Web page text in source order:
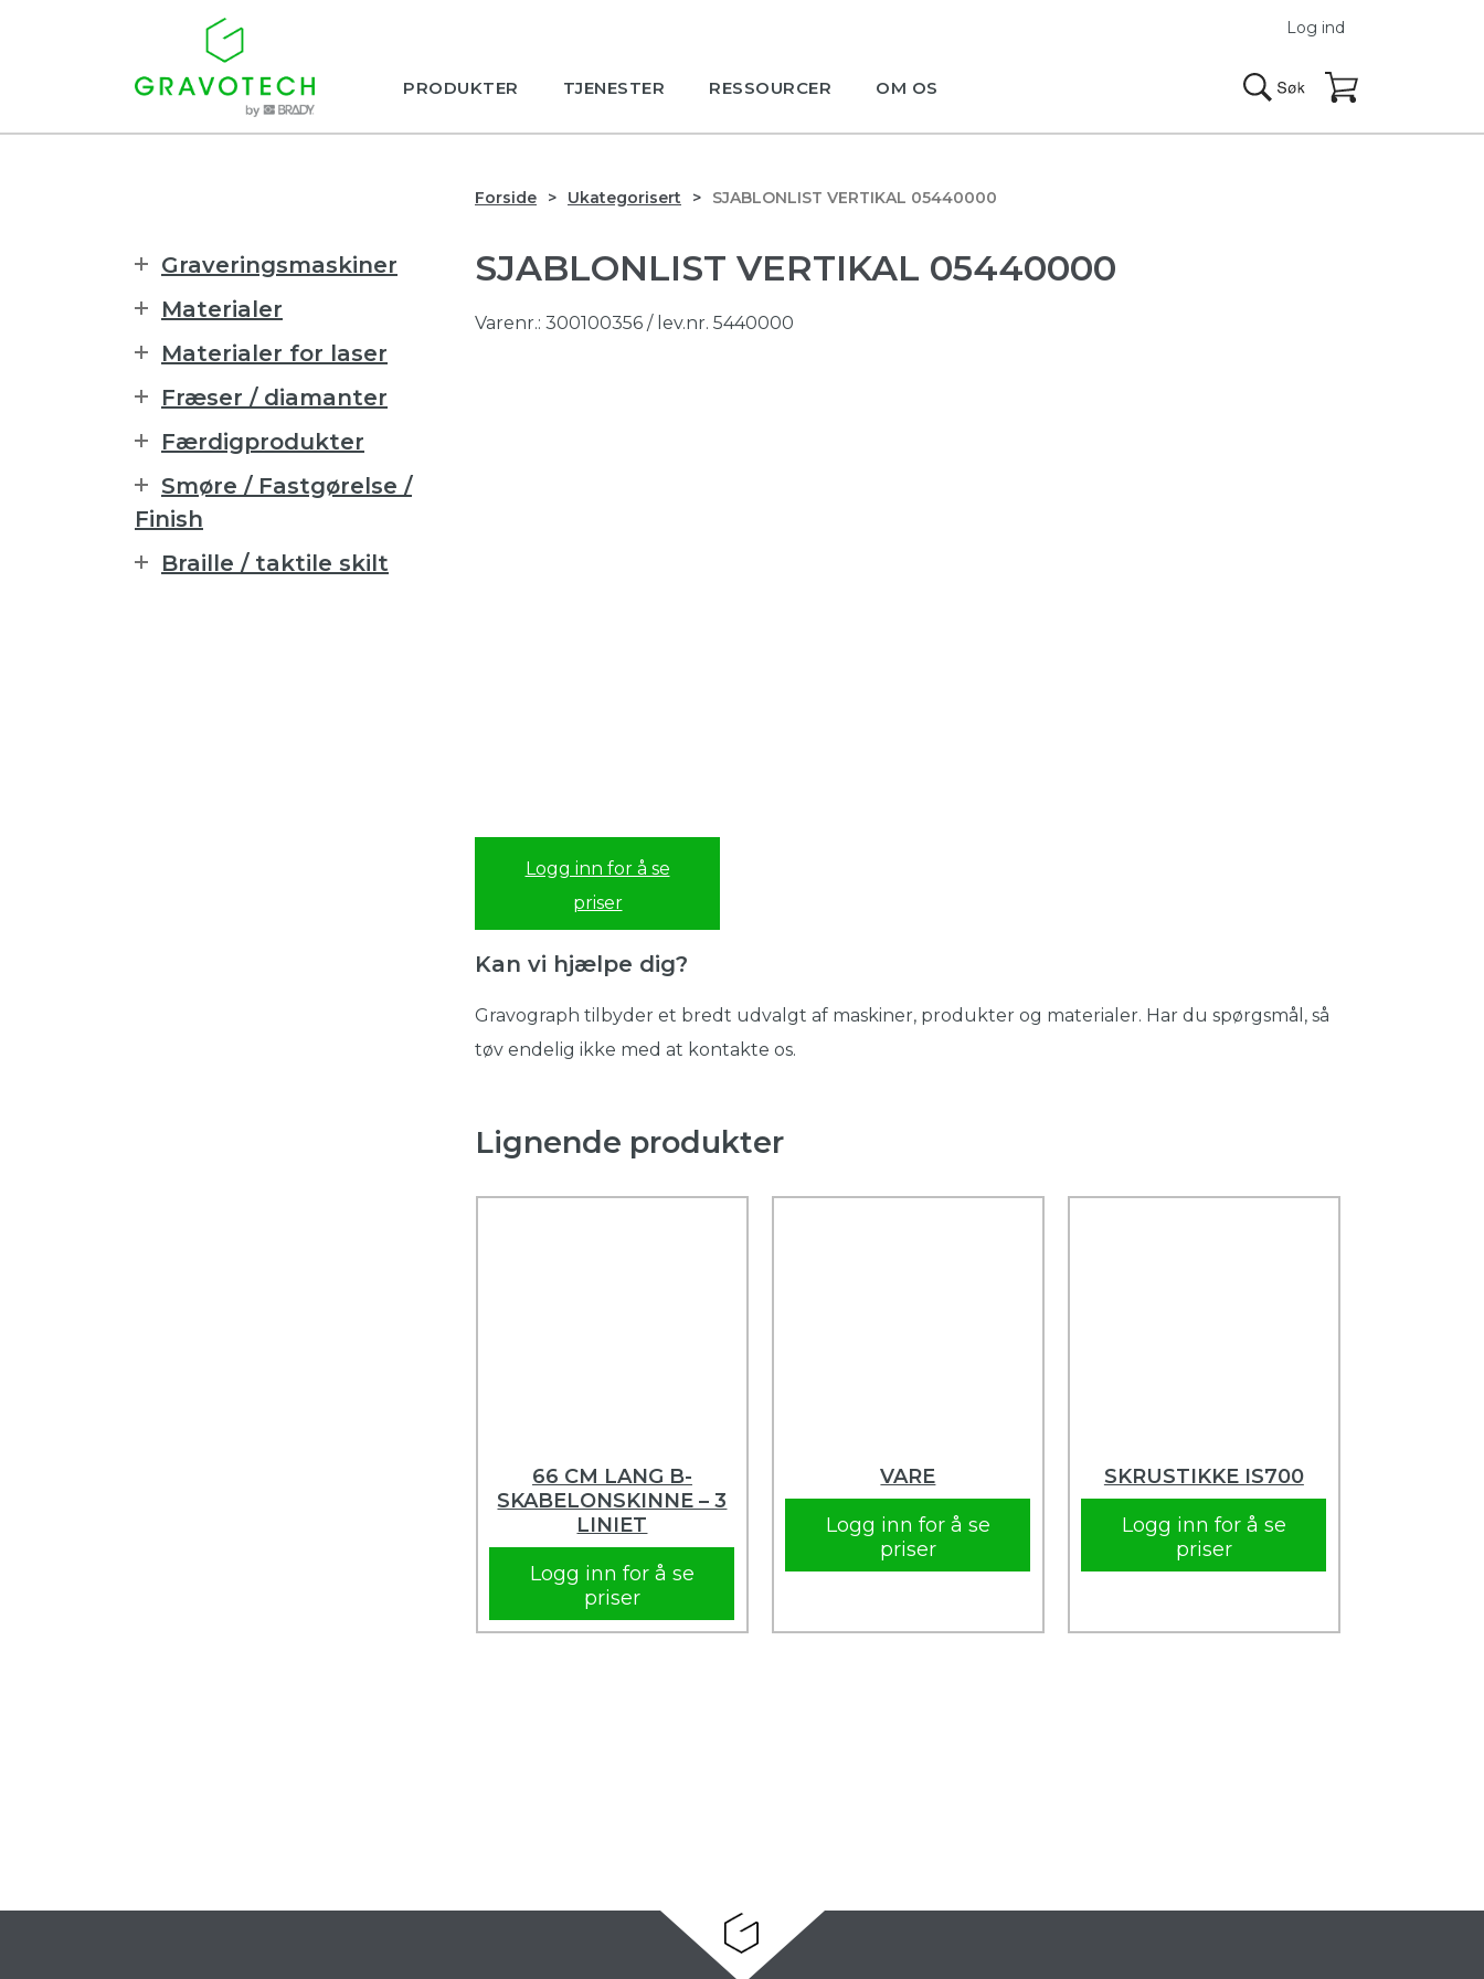
PRODUKTER TJENESTER RESSOURCER OM OS
Log ind
Forside Ukategorisert SJABLONLIST VERTIKAL 05440000
SJABLONLIST VERTIKAL 05440000
Varenr.: 300100356 / lev.nr. 5440000
Logg inn for å se
priser
Kan vi hjælpe dig?
Gravograph tilbyder et bredt udvalgt af maskiner, produkter og materialer. Har du spørgsmål, så
tøv endelig ikke med at kontakte os.
Lignende produkter
66 CM LANG B-
SKABELONSKINNE – 3
LINIET
Logg inn for å se
priser
VARE
Logg inn for å se
priser
SKRUSTIKKE IS700
Logg inn for å se
priser
Graveringsmaskiner
Materialer
Materialer for laser
Fræser / diamanter
Færdigprodukter
Smøre / Fastgørelse /
Finish
Braille / taktile skilt